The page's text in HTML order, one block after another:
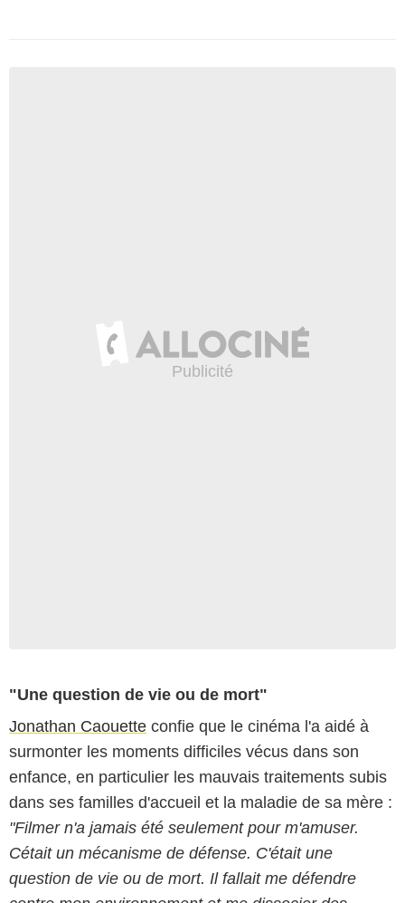
"Une question de vie ou de mort"
Jonathan Caouette confie que le cinéma l'a aidé à
surmonter les moments difficiles vécus dans son
enfance, en particulier les mauvais traitements subis
dans ses familles d'accueil et la maladie de sa mère :
"Filmer n'a jamais été seulement pour m'amuser.
Cétait un mécanisme de défense. C'était une
question de vie ou de mort. Il fallait me défendre